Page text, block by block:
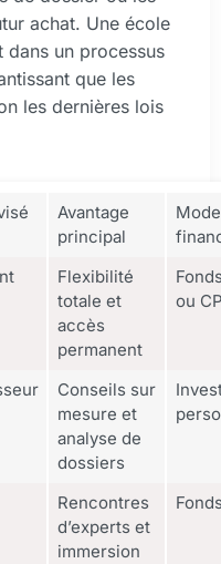
achat. Une école
dans un processus
que les
les dernières lois
Avantage
principal
Flexibilité
totale et
accès
permanent
ou
Conseils sur
mesure et
analyse de
dossiers
Rencontres
d’experts et
immersion